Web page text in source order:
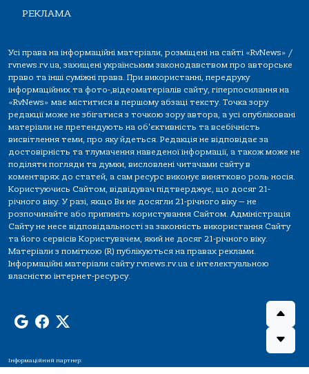
РЕКЛАМА
Усі права на інформаційні матеріали, розміщені на сайті «RvNews» /
rvnews.rv.ua, захищені українським законодавством про авторське
право та інші суміжні права. При використанні, передруку
інформаційних та фото-,відеоматеріалів сайту, гіперпосилання на
«RvNews» має міститися в першому абзаці тексту. Точка зору
редакції може не збігатися з точкою зору автора, а усі опубліковані
матеріали не претендують на об'єктивність та всебічність
висвітлення теми, про яку йдеться. Редакція не відповідає за
достовірність та тлумачення наведеної інформації, а також може не
поділяти погляди та думки, висловлені читачами сайту в
коментарях до статей, а сам ресурс виконує винятково роль носія.
Користуючись Сайтом, відвідувач підтверджує, що досяг 21-
річного віку. У разі, якщо Ви не досягли 21-річного віку — не
розпочинайте або припиніть користування Сайтом. Адміністрація
Сайту не несе відповідальності за законність використання Сайту
та його сервісів Користувачем, який не досяг 21-річного віку.
Матеріали з поміткою (R) публікуються на правах реклами.
Інформаційні матеріали сайту rvnews.rv.ua є інтелектуальною
власністю інтернет-ресурсу.
Інформаційний партнер: